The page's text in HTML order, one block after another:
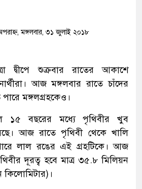
মঙ্গলবার, ৩১ জুলাই ২০১৮
দ্বীপে শুক্রবার রাতের আকাশে
আজ মঙ্গলবার রাতে চাঁদের
মঙ্গলগ্রহকেও।
১৫ বছরের মধ্যে পৃথিবীর খুব
আজ রাতে পৃথিবী থেকে খালি
লাল রঙের এই গ্রহটিকে। আজ
দূরত্ব হবে মাত্র ৩৫.৮ মিলিয়ন